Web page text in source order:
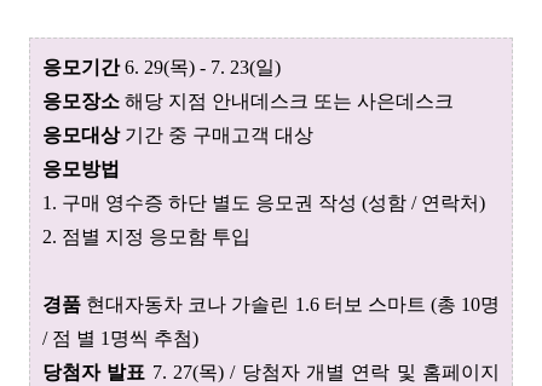
응모기간6. 29(목) - 7. 23(일)
응모장소 해당 지점 안내데스크 또는 사은데스크
응모대상 기간 중 구매고객 대상
응모방법
1. 구매 영수증 하단 별도 응모권 작성 (성함 / 연락처)
2. 점별 지정 응모함 투입
경품 현대자동차 코나 가솔린 1.6 터보 스마트 (총 10명
/ 점 별 1명씩 추첨)
당첨자 발표 7. 27(목) / 당첨자 개별 연락 및 홈페이지